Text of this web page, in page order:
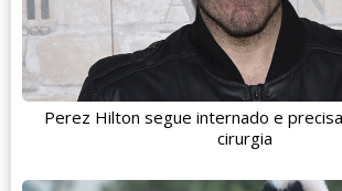
Perez Hilton segue internado e
cirurgia